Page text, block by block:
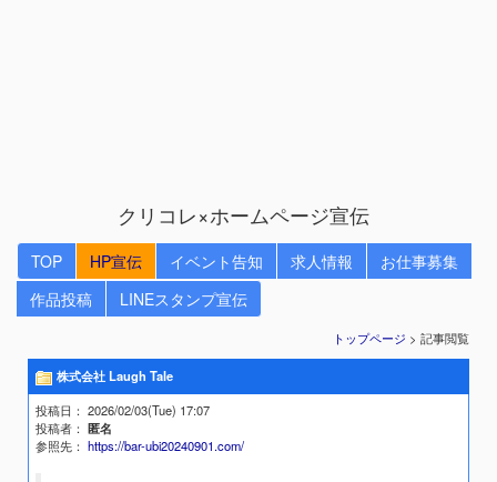
クリコレ×ホームページ宣伝
TOP HP宣伝 イベント告知 求人情報
お仕事募集
作品投稿
LINEスタンプ宣伝
トップページ > 記事閲覧
株式会社 Laugh Tale
投稿日 ： 2026/02/03(Tue) 17:07
投稿者 ：匿名
参照先 ：https://bar-ubi20240901.com/